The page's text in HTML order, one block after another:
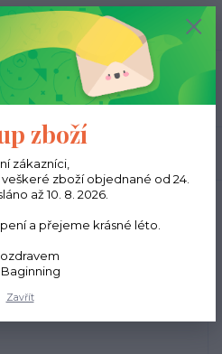
Menu
0,00 Kč
Dámský kožený pásek minimal - Petrol
pásek
- Petrol
zboží
zákazníci,
zboží objednané od 24.
až 10. 8. 2026.
a přejeme krásné léto.
Zavřít